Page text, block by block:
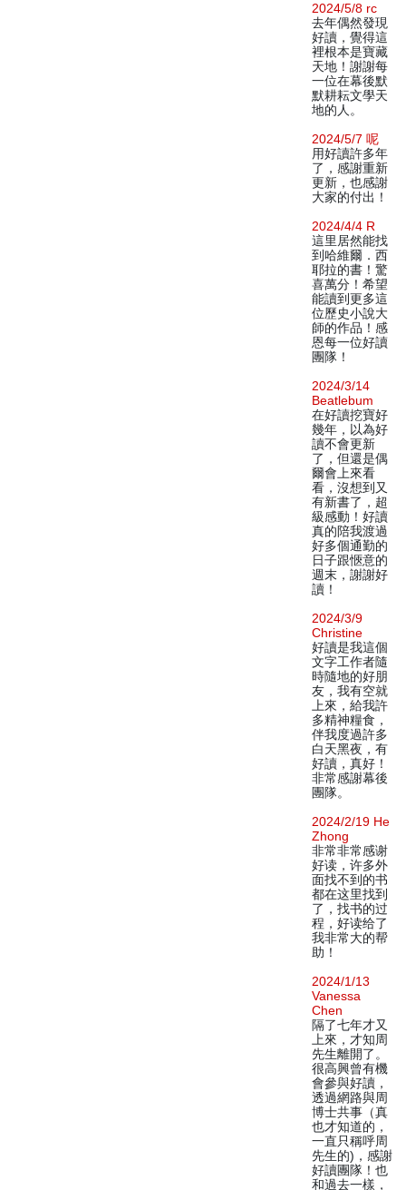
2024/5/8 rc
去年偶然發現
好讀，覺得這
裡根本是寶藏
天地！謝謝每
一位在幕後默
默耕耘文學天
地的人。
2024/5/7 呢
用好讀許多年
了，感謝重新
更新，也感謝
大家的付出！
2024/4/4 R
這里居然能找
到哈維爾．西
耶拉的書！驚
喜萬分！希望
能讀到更多這
位歷史小說大
師的作品！感
恩每一位好讀
團隊！
2024/3/14
Beatlebum
在好讀挖寶好
幾年，以為好
讀不會更新
了，但還是偶
爾會上來看
看，沒想到又
有新書了，超
級感動！好讀
真的陪我渡過
好多個通勤的
日子跟愜意的
週末，謝謝好
讀！
2024/3/9
Christine
好讀是我這個
文字工作者隨
時隨地的好朋
友，我有空就
上來，給我許
多精神糧食，
伴我度過許多
白天黑夜，有
好讀，真好！
非常感謝幕後
團隊。
2024/2/19 He
Zhong
非常非常感谢
好读，许多外
面找不到的书
都在这里找到
了，找书的过
程，好读给了
我非常大的帮
助！
2024/1/13
Vanessa
Chen
隔了七年才又
上來，才知周
先生離開了。
很高興曾有機
會參與好讀，
透過網路與周
博士共事（真
也才知道的，
一直只稱呼周
先生的)，感謝
好讀團隊！也
和過去一樣，